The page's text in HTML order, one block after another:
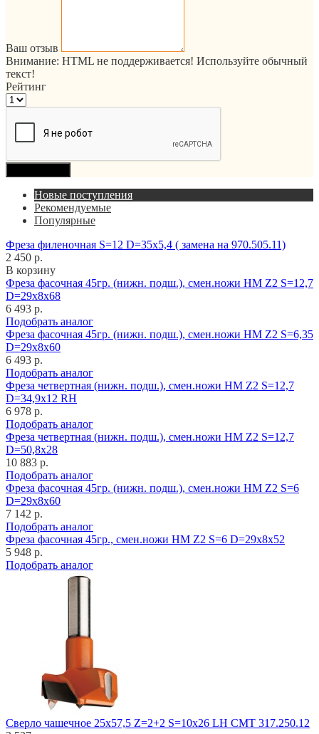
Ваш отзыв
Внимание: HTML не поддерживается! Используйте обычный
текст!
Рейтинг
Новые поступления
Рекомендуемые
Популярные
Фреза филеночная S=12 D=35x5,4 ( замена на 970.505.11)
2 450 р.
В корзину
Фреза фасочная 45гр. (нижн. подш.), смен.ножи HM Z2 S=12,7
D=29x8x68
6 493 р.
Подобрать аналог
Фреза фасочная 45гр. (нижн. подш.), смен.ножи HM Z2 S=6,35
D=29x8x60
6 493 р.
Подобрать аналог
Фреза четвертная (нижн. подш.), смен.ножи HM Z2 S=12,7
D=34,9x12 RH
6 978 р.
Подобрать аналог
Фреза четвертная (нижн. подш.), смен.ножи HM Z2 S=12,7
D=50,8x28
10 883 р.
Подобрать аналог
Фреза фасочная 45гр. (нижн. подш.), смен.ножи HM Z2 S=6
D=29x8x60
7 142 р.
Подобрать аналог
Фреза фасочная 45гр., смен.ножи HM Z2 S=6 D=29x8x52
5 948 р.
Подобрать аналог
Cверло чашечное 25x57,5 Z=2+2 S=10x26 LH CMT 317.250.12